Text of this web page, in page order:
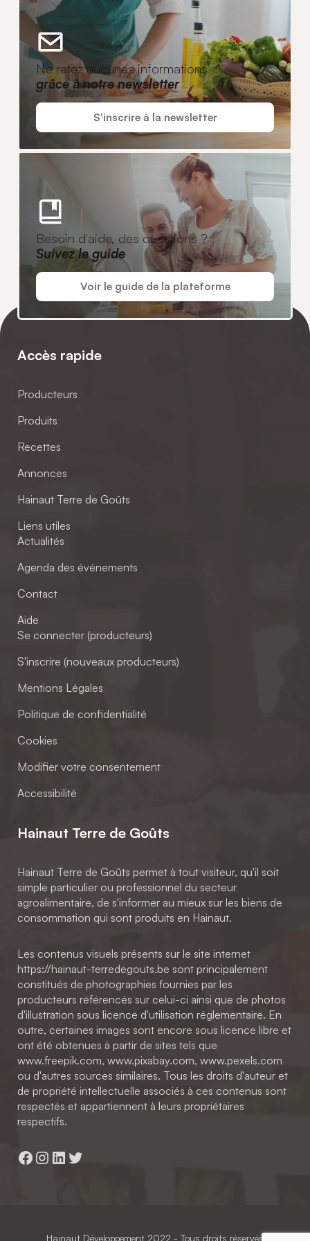
Ne ratez aucunes informations
grâce à notre newsletter
S'inscrire à la newsletter
Besoin d'aide, des questions ?
Suivez le guide
Voir le guide de la plateforme
Accès rapide
Producteurs
Produits
Recettes
Annonces
Hainaut Terre de Goûts
Liens utiles
Actualités
Agenda des événements
Contact
Aide
Se connecter (producteurs)
S'inscrire (nouveaux producteurs)
Mentions Légales
Politique de confidentialité
Cookies
Modifier votre consentement
Accessibilité
Hainaut Terre de Goûts
Hainaut Terre de Goûts permet à tout visiteur, qu'il soit
simple particulier ou professionnel du secteur
agroalimentaire, de s'informer au mieux sur les biens de
consommation qui sont produits en Hainaut.
Les contenus visuels présents sur le site internet
https://hainaut-terredegouts.be sont principalement
constitués de photographies fournies par les
producteurs référencés sur celui-ci ainsi que de photos
d'illustration sous licence d'utilisation réglementaire. En
outre, certaines images sont encore sous licence libre et
ont été obtenues à partir de sites tels que
www.freepik.com, www.pixabay.com, www.pexels.com
ou d'autres sources similaires. Tous les droits d'auteur et
de propriété intellectuelle associés à ces contenus sont
respectés et appartiennent à leurs propriétaires
respectifs.
Facebook
Instagram
LinkedIn
Twitter
Hainaut Développement 2022 - Tous droits réservés